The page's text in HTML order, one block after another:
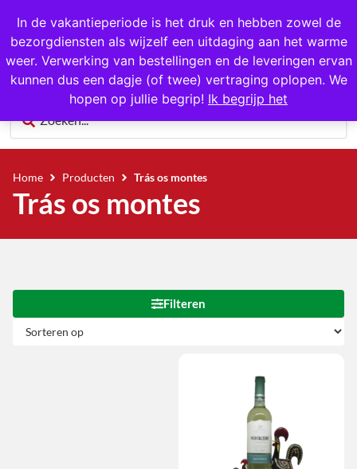
In de vakantieperiode is het druk en hebben zowel de
bezorgdiensten als wijzelf een uitdaging aan het warme
weer. Verwerking van bestellingen en de leveringen ervan
kunnen dus een dagje (of twee) vertraging oplopen. We
hopen op jullie begrip! Ik begrijp het
1000+ producten op voorraad
0
Home Producten Trás os montes
Trás os montes
Filteren